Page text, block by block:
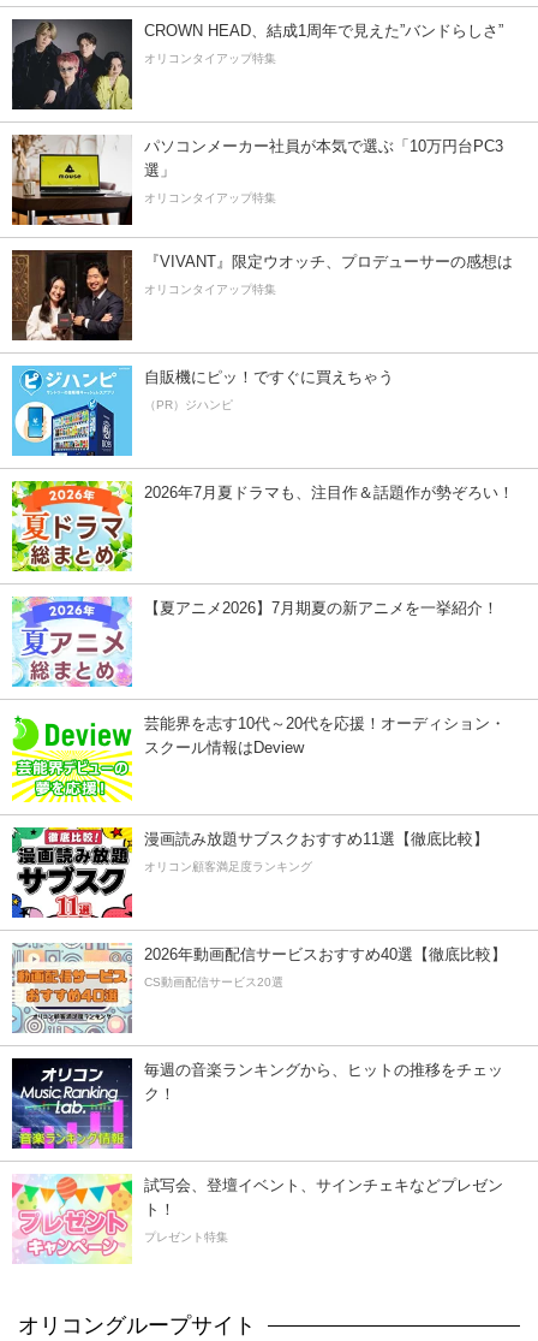
CROWN HEAD、結成1周年で見えた”バンドらしさ”
オリコンタイアップ特集
パソコンメーカー社員が本気で選ぶ「10万円台PC3
選」
オリコンタイアップ特集
『VIVANT』限定ウオッチ、プロデューサーの感想は
オリコンタイアップ特集
自販機にピッ！ですぐに買えちゃう
（PR）ジハンピ
2026年7月夏ドラマも、注目作＆話題作が勢ぞろい！
【夏アニメ2026】7月期夏の新アニメを一挙紹介！
芸能界を志す10代～20代を応援！オーディション・
スクール情報はDeview
漫画読み放題サブスクおすすめ11選【徹底比較】
オリコン顧客満足度ランキング
2026年動画配信サービスおすすめ40選【徹底比較】
CS動画配信サービス20選
毎週の音楽ランキングから、ヒットの推移をチェッ
ク！
試写会、登壇イベント、サインチェキなどプレゼン
ト！
プレゼント特集
オリコングループサイト